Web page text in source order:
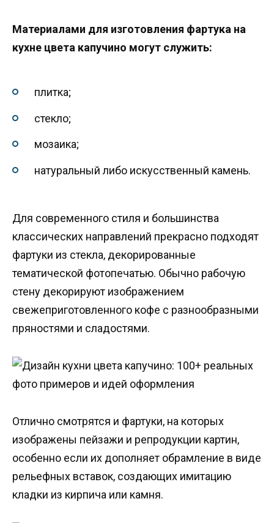
Материалами для изготовления фартука на
кухне цвета капучино могут служить:
плитка;
стекло;
мозаика;
натуральный либо искусственный камень.
Для современного стиля и большинства
классических направлений прекрасно подходят
фартуки из стекла, декорированные
тематической фотопечатью. Обычно рабочую
стену декорируют изображением
свежеприготовленного кофе с разнообразными
пряностями и сладостями.
Отлично смотрятся и фартуки, на которых
изображены пейзажи и репродукции картин,
особенно если их дополняет обрамление в виде
рельефных вставок, создающих имитацию
кладки из кирпича или камня.